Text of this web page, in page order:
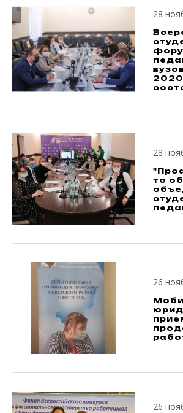
28
28
то
26
26